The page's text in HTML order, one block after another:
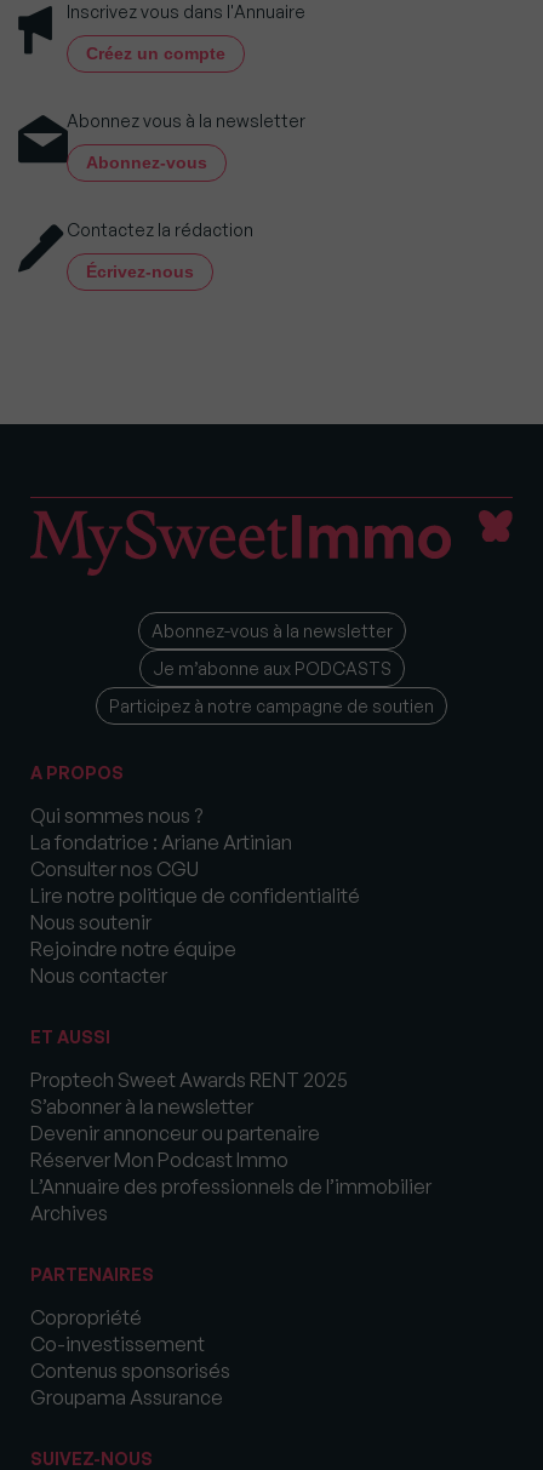
Inscrivez vous dans l'Annuaire
Créez un compte
Abonnez vous à la newsletter
Abonnez-vous
Contactez la rédaction
Écrivez-nous
Abonnez-vous à la newsletter
Je m’abonne aux PODCASTS
Participez à notre campagne de soutien
A PROPOS
Qui sommes nous ?
La fondatrice : Ariane Artinian
Consulter nos CGU
Lire notre politique de confidentialité
Nous soutenir
Rejoindre notre équipe
Nous contacter
ET AUSSI
Proptech Sweet Awards RENT 2025
S’abonner à la newsletter
Devenir annonceur ou partenaire
Réserver Mon Podcast Immo
L’Annuaire des professionnels de l’immobilier
Archives
PARTENAIRES
Copropriété
Co-investissement
Contenus sponsorisés
Groupama Assurance
SUIVEZ-NOUS